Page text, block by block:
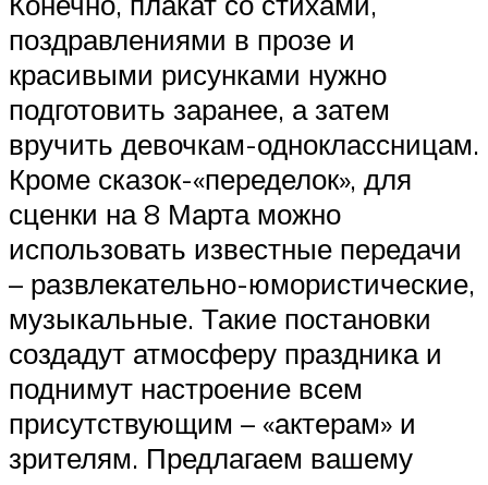
поздравлениями в прозе и
красивыми рисунками нужно
подготовить заранее, а затем
вручить девочкам-одноклассницам.
Кроме сказок-«переделок», для
сценки на 8 Марта можно
использовать известные передачи
– развлекательно-юмористические,
музыкальные. Такие постановки
создадут атмосферу праздника и
поднимут настроение всем
присутствующим – «актерам» и
зрителям. Предлагаем вашему